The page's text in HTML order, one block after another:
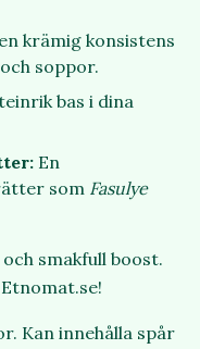
krämig konsistens
soppor.
bas i dina
En
som Fasulye
smakfull boost.
Kan innehålla spår